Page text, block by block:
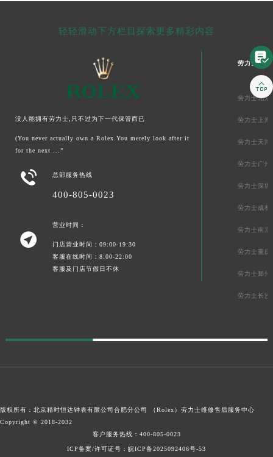
轻轻滑动下方栏目探索更多精彩内容
没人能拥有劳力士,只不过为下一代保管而已
(You never actually own a Rolex.You merely look after it
for the next ...”
 总部服务热线
400-805-0023

营业时间：
门店营业时间：09:00-19:30
客服在线时间：8:00-22:00
客服及门店节假日不休
劳力士中国
劳力士北京
劳力士上海
劳力士天津
劳力士广州
劳力士深圳
劳力士成都
劳力士南京
劳力士重庆
劳力士郑州
劳力士长沙
版权所有：北京精时恒达钟表有限公司合肥分公司 （Rolex） 劳力士维修售后服务中心
Copyright © 2018-2032
客户服务热线： 400-805-0023
ICP备案/许可证号：皖ICP备2025092406号-53

